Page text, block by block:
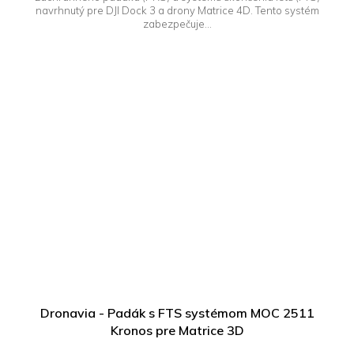
navrhnutý pre DJI Dock 3 a drony Matrice 4D. Tento systém
zabezpečuje...
Dronavia - Padák s FTS systémom MOC 2511
Kronos pre Matrice 3D